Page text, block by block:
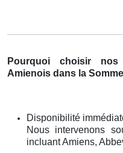
Pourquoi choisir
Amienois dans la
Disponibilité
Nous intervenons
incluant Amiens,